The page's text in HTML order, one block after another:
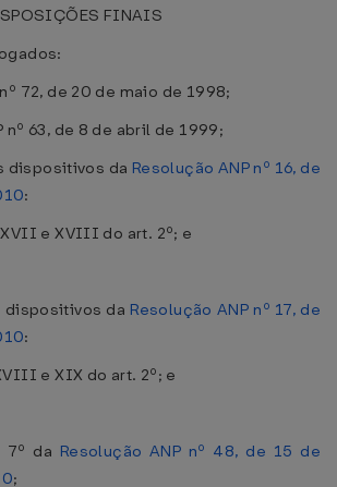
FINAIS
72, de 20 de maio de 1998;
nº 63, de 8 de abril de 1999;
da Resolução ANP nº 16, de
:
e XVIII do art. 2º; e
da Resolução ANP nº 17, de
:
e XIX do art. 2º; e
da Resolução ANP nº 48, de 15 de
;